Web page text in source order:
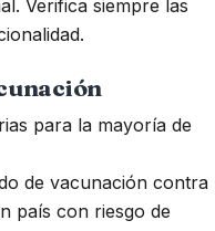
Verifica siempre las
para la mayoría de
de vacunación contra
país con riesgo de